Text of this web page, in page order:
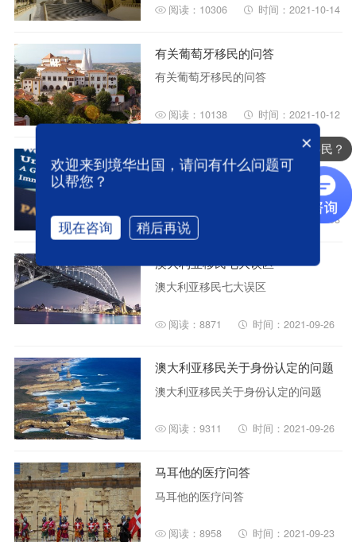
阅读：10306 时间：2021-10-14
有关葡萄牙移民的问答
有关葡萄牙移民的问答
阅读：10138 时间：2021-10-12
在办理美国签证时的误区
阅读：10178 时间：2021-10-08
澳大利亚移民七大误区
澳大利亚移民七大误区
阅读：8871 时间：2021-09-26
澳大利亚移民关于身份认定的问题
澳大利亚移民关于身份认定的问题
阅读：9311 时间：2021-09-26
马耳他的医疗问答
马耳他的医疗问答
阅读：8958 时间：2021-09-23
办理哪些国家的移民？
×
欢迎来到境华出国，请问有什么问题可
以帮您？
现在咨询 稍后再说